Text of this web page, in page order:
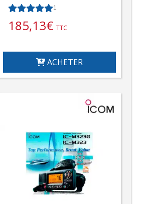
1
185,13€ TTC
ACHETER